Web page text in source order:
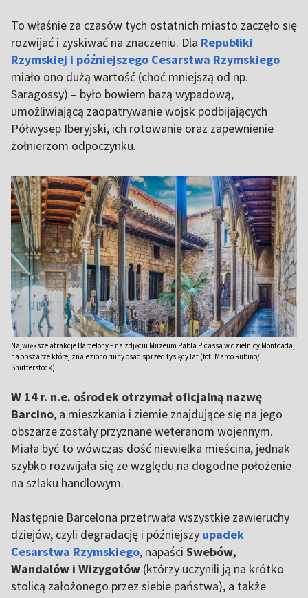
To właśnie za czasów tych ostatnich miasto zaczęło się
rozwijać i zyskiwać na znaczeniu. Dla Republiki
Rzymskiej i późniejszego Cesarstwa Rzymskiego
miało ono dużą wartość (choć mniejszą od np.
Saragossy) – było bowiem bazą wypadową,
umożliwiającą zaopatrywanie wojsk podbijających
Półwysep Iberyjski, ich rotowanie oraz zapewnienie
żołnierzom odpoczynku.
Największe atrakcje Barcelony – na zdjęciu Muzeum Pabla Picassa w dzielnicy Montcada,
na obszarze której znaleziono ruiny osad sprzed tysięcy lat (fot. Marco Rubino/
Shutterstock).
W 14 r. n.e. ośrodek otrzymał oficjalną nazwę
Barcino, a mieszkania i ziemie znajdujące się na jego
obszarze zostały przyznane weteranom wojennym.
Miała być to wówczas dość niewielka mieścina, jednak
szybko rozwijała się ze względu na dogodne położenie
na szlaku handlowym.
Następnie Barcelona przetrwała wszystkie zawieruchy
dziejów, czyli degradację i późniejszy upadek
Cesarstwa Rzymskiego, napaści Swebów,
Wandalów i Wizygotów (którzy uczynili ją na krótko
stolicą założonego przez siebie państwa), a także